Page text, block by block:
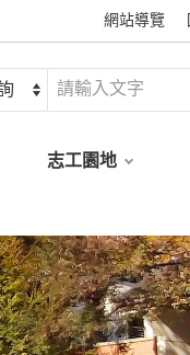
網站導覽
志工園地